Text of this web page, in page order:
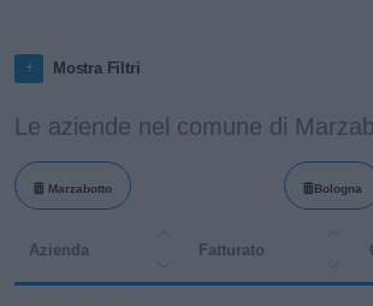
Mostra Filtri
Le aziende nel comune di
Marzabotto Bologna
Azienda Fatturato